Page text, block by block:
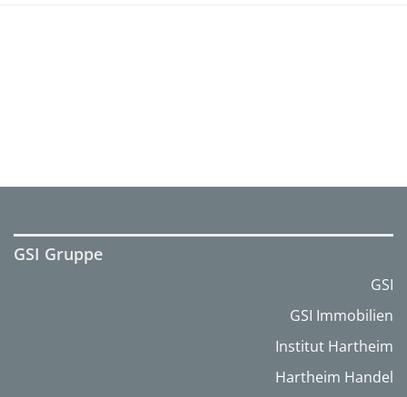
GSI Gruppe
GSI
GSI Immobilien
Institut Hartheim
Hartheim Handel